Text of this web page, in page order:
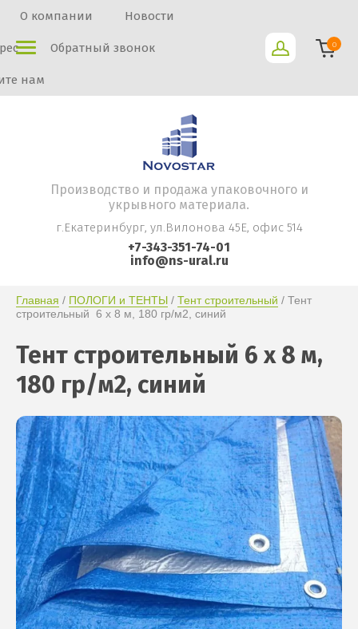
О компании Новости
Обратный звонок
нам
0
Производство и продажа упаковочного и
укрывного материала.
г.Екатеринбург, ул.Вилонова 45Е, офис 514
+7-343-351-74-01
info@ns-ural.ru
Главная / ПОЛОГИ и ТЕНТЫ / Тент строительный / Тент
строительный  6 х 8 м, 180 гр/м2, синий
Тент строительный 6 х 8 м,
180 гр/м2, синий